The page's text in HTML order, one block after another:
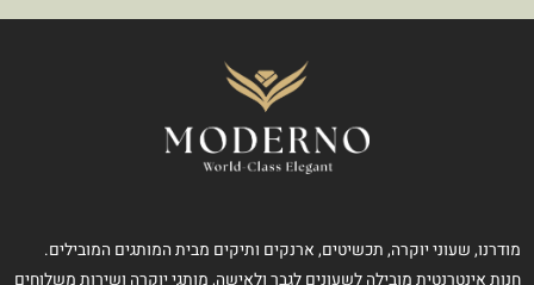
מודרנו, שעוני יוקרה, תכשיטים, ארנקים ותיקים מבית המותגים המובילים.